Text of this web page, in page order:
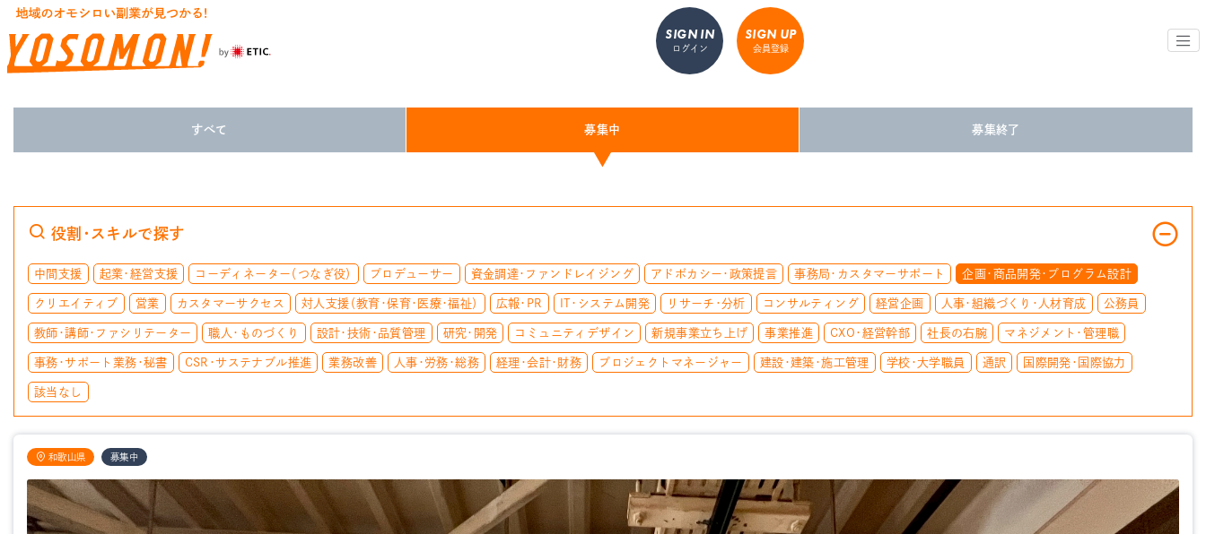
SIGN IN
ログイン
SIGN UP
会員登録
すべて 募集中 募集終了
役割・スキルで探す
中間支援 起業・経営支援 コーディネーター（つなぎ役） プロデューサー 資金調達・ファンドレイジング アドボカシー・政策提言 事務局・カスタマーサポート 企画・商品開発・プログラム設計
クリエイティブ 営業 カスタマーサクセス 対人支援（教育・保育・医療・福祉） 広報・PR IT・システム開発 リサーチ・分析 コンサルティング 経営企画 人事・組織づくり・人材育成 公務員
教師・講師・ファシリテーター 職人・ものづくり 設計・技術・品質管理 研究・開発 コミュニティデザイン 新規事業立ち上げ 事業推進 CXO・経営幹部 社長の右腕 マネジメント・管理職
事務・サポート業務・秘書 CSR・サステナブル推進 業務改善 人事・労務・総務 経理・会計・財務 プロジェクトマネージャー 建設・建築・施工管理 学校・大学職員 通訳 国際開発・国際協力
該当なし
和歌山県 募集中